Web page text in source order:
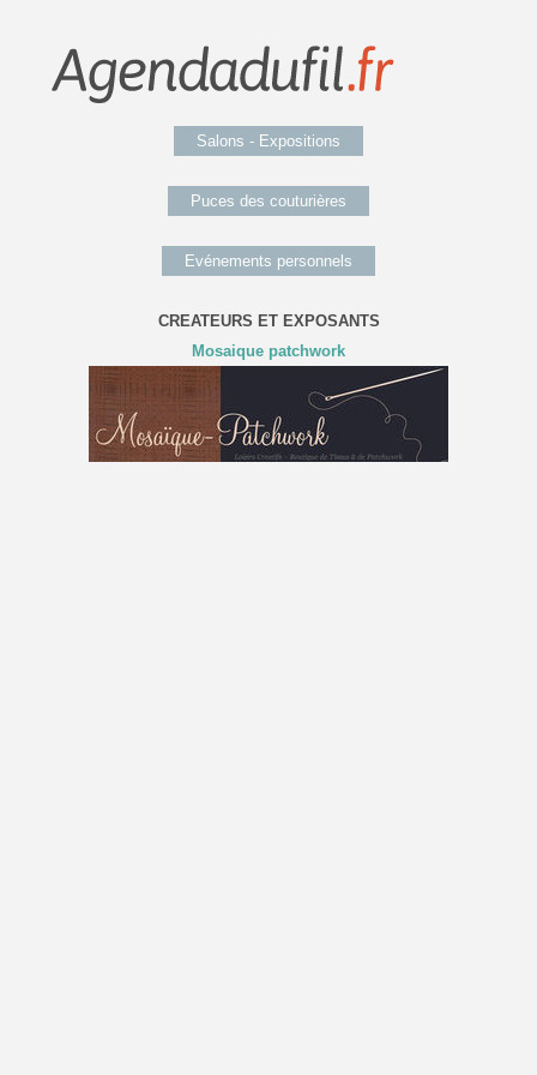
Salons - Expositions
Puces des couturières
Evénements personnels
CREATEURS ET EXPOSANTS
Mosaique patchwork